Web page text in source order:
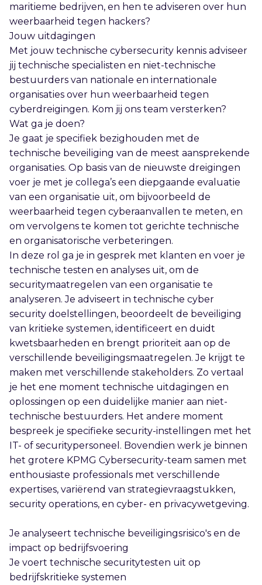
maritieme bedrijven, en hen te adviseren over hun
weerbaarheid tegen hackers?
Jouw uitdagingen
Met jouw technische cybersecurity kennis adviseer
jij technische specialisten en niet-technische
bestuurders van nationale en internationale
organisaties over hun weerbaarheid tegen
cyberdreigingen. Kom jij ons team versterken?
Wat ga je doen?
Je gaat je specifiek bezighouden met de
technische beveiliging van de meest aansprekende
organisaties. Op basis van de nieuwste dreigingen
voer je met je collega’s een diepgaande evaluatie
van een organisatie uit, om bijvoorbeeld de
weerbaarheid tegen cyberaanvallen te meten, en
om vervolgens te komen tot gerichte technische
en organisatorische verbeteringen.
In deze rol ga je in gesprek met klanten en voer je
technische testen en analyses uit, om de
securitymaatregelen van een organisatie te
analyseren. Je adviseert in technische cyber
security doelstellingen, beoordeelt de beveiliging
van kritieke systemen, identificeert en duidt
kwetsbaarheden en brengt prioriteit aan op de
verschillende beveiligingsmaatregelen. Je krijgt te
maken met verschillende stakeholders. Zo vertaal
je het ene moment technische uitdagingen en
oplossingen op een duidelijke manier aan niet-
technische bestuurders. Het andere moment
bespreek je specifieke security-instellingen met het
IT- of securitypersoneel. Bovendien werk je binnen
het grotere KPMG Cybersecurity-team samen met
enthousiaste professionals met verschillende
expertises, variërend van strategievraagstukken,
security operations, en cyber- en privacywetgeving.
Je analyseert technische beveiligingsrisico's en de
impact op bedrijfsvoering
Je voert technische securitytesten uit op
bedrijfskritieke systemen